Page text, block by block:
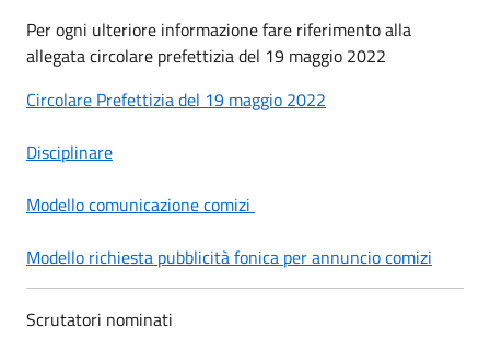
Per ogni ulteriore informazione fare riferimento alla
allegata circolare prefettizia del 19 maggio 2022
Circolare Prefettizia del 19 maggio 2022
Disciplinare
Modello comunicazione comizi
Modello richiesta pubblicità fonica per annuncio comizi
Scrutatori nominati